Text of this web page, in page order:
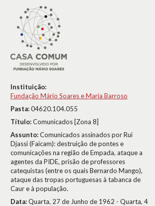
Instituição:
Fundação Mário Soares e Maria Barroso
Pasta:04620.104.055
Título:Comunicados [Zona 8]
Assunto:Comunicados assinados por Rui
Djassi (Faicam): destruição de pontes e
comunicações na região de Empada, ataque a
agentes da PIDE, prisão de professores
catequistas (entre os quais Bernardo Mango),
ataque das tropas portuguesas à tabanca de
Caur e à população.
Data:Quarta, 27 de Junho de 1962 - Quarta, 4